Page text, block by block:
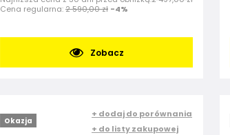
Cena regularna:2 590,00 zł -4%
Zobacz
Okazja
+ dodaj do porównania
+ do listy zakupowej